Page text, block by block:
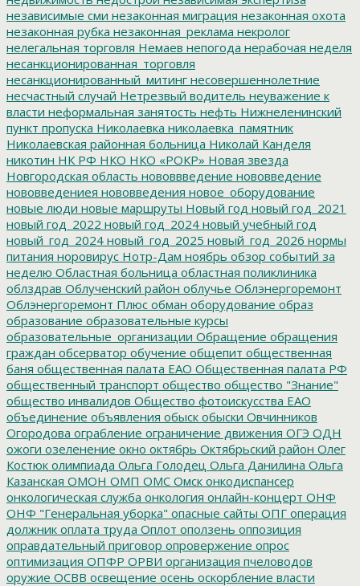
независимые сми незаконная миграция незаконная охота
незаконная рубка незаконная_реклама некролог
нелегальная торговля Немаев непогода нерабочая неделя
несанкционированная_торговля
несанкционированный_митинг несовершеннолетние
несчастный случай Нетрезвый водитель неуважение к
власти неформальная занятость нефть Нижнеленинский
пункт пропуска Николаевка николаевка_памятник
Николаевская районная больница Николай Канделя
никотин НК РФ НКО НКО «РОКР» Новая звезда
Новгородская область нововвведение нововведение
нововведениея нововведения новое_оборудование
новые люди новые маршруты Новый год новый год_2021
новый год_2022 новый год_2024 новый учебный год
новый_год_2024 новый_год_2025 новый_год_2026 нормы
питания норовирус Нотр-Дам ноябрь обзор событий за
неделю Областная больница областная поликлиника
облздрав Облученский район облучье Облэнергоремонт
Облэнергоремонт Плюс обман оборудование образ
образование образовательные курсы
образовательные_организации Обращение обращения
граждан обсерватор обучение общепит общественная
баня общественная палата ЕАО Общественная палата РФ
общественный транспорт общество общество "Знание"
общество инвалидов Общество фотоискусства ЕАО
объединение объявления обыск обыски Овчинников
Огородова ограбление ограничение движения ОГЭ ОДН
ожоги озеленение окно октябрь Октябрьский район Олег
Костюк олимпиада Ольга Голодец Ольга Данилина Ольга
Казанская ОМОН ОМП ОМС Омск онкодиспансер
онкологическая служба онкология онлайн-концерт ОНФ
ОНФ "Генеральная уборка" опасные сайты ОПГ операция
должник оплата труда Оплот оползень оппозиция
оправдательный приговор опровержение опрос
оптимизация ОПФР ОРВИ организация пчеловодов
оружие ОСВВ освещение осень оскорбление власти